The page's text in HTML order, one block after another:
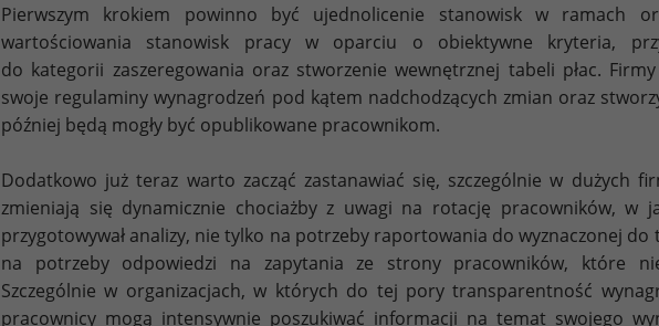
Pierwszym krokiem powinno być ujednolicenie stanowisk w ramach
wartościowania stanowisk pracy w oparciu o obiektywne kryteria,
do kategorii zaszeregowania oraz stworzenie wewnętrznej tabeli płac.
swoje regulaminy wynagrodzeń pod kątem nadchodzących zmian oraz
później będą mogły być opublikowane pracownikom.
Dodatkowo już teraz warto zacząć zastanawiać się, szczególnie w dużych
zmieniają się dynamicznie chociażby z uwagi na rotację pracowników, w
przygotowywał analizy, nie tylko na potrzeby raportowania do wyznaczonej
na potrzeby odpowiedzi na zapytania ze strony pracowników, które
Szczególnie w organizacjach, w których do tej pory transparentność
pracownicy mogą intensywnie poszukiwać informacji na temat swojego